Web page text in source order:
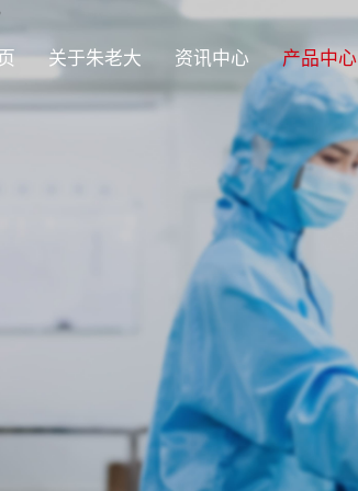
关于朱老大 资讯中心 产品中心